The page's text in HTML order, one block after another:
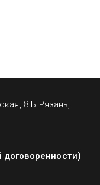
8 Б Рязань,
договоренности)